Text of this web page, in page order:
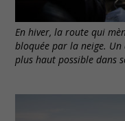
En hiver, la route qui
bloquée par la neige.
plus haut possible dans